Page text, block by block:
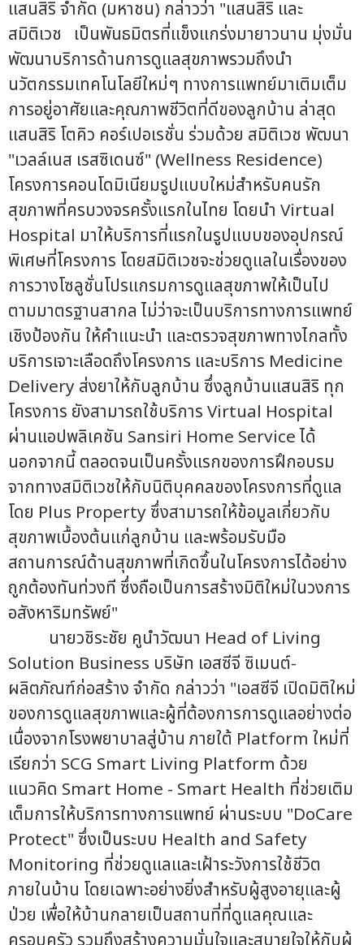
แสนสิริ จำกัด (มหาชน) กล่าวว่า "แสนสิริ และ
สมิติเวช เป็นพันธมิตรที่แข็งแกร่งมายาวนาน มุ่งมั่น
พัฒนาบริการด้านการดูแลสุขภาพรวมถึงนำ
นวัตกรรมเทคโนโลยีใหม่ๆ ทางการแพทย์มาเติมเต็ม
การอยู่อาศัยและคุณภาพชีวิตที่ดีของลูกบ้าน ล่าสุด
แสนสิริ โตคิว คอร์เปอเรชั่น ร่วมด้วย สมิติเวช พัฒนา
"เวลล์เนส เรสซิเดนซ์" (Wellness Residence)
โครงการคอนโดมิเนียมรูปแบบใหม่สำหรับคนรัก
สุขภาพที่ครบวงจรครั้งแรกในไทย โดยนำ Virtual
Hospital มาให้บริการที่แรกในรูปแบบของอุปกรณ์
พิเศษที่โครงการ โดยสมิติเวชจะช่วยดูแลในเรื่องของ
การวางโซลูชั่นโปรแกรมการดูแลสุขภาพให้เป็นไป
ตามมาตรฐานสากล ไม่ว่าจะเป็นบริการทางการแพทย์
เชิงป้องกัน ให้คำแนะนำ และตรวจสุขภาพทางไกลทั้ง
บริการเจาะเลือดถึงโครงการ และบริการ Medicine
Delivery ส่งยาให้กับลูกบ้าน ซึ่งลูกบ้านแสนสิริ ทุก
โครงการ ยังสามารถใช้บริการ Virtual Hospital
ผ่านแอปพลิเคชัน Sansiri Home Service ได้
นอกจากนี้ ตลอดจนเป็นครั้งแรกของการฝึกอบรม
จากทางสมิติเวชให้กับนิติบุคคลของโครงการที่ดูแล
โดย Plus Property ซึ่งสามารถให้ข้อมูลเกี่ยวกับ
สุขภาพเบื้องต้นแก่ลูกบ้าน และพร้อมรับมือ
สถานการณ์ด้านสุขภาพที่เกิดขึ้นในโครงการได้อย่าง
ถูกต้องทันท่วงที ซึ่งถือเป็นการสร้างมิติใหม่ในวงการ
อสังหาริมทรัพย์"
นายวชิระชัย คูนำวัฒนา Head of Living
Solution Business บริษัท เอสซีจี ซิเมนต์-
ผลิตภัณฑ์ก่อสร้าง จำกัด กล่าวว่า "เอสซีจี เปิดมิติใหม่
ของการดูแลสุขภาพและผู้ที่ต้องการการดูแลอย่างต่อ
เนื่องจากโรงพยาบาลสู่บ้าน ภายใต้ Platform ใหม่ที่
เรียกว่า SCG Smart Living Platform ด้วย
แนวคิด Smart Home - Smart Health ที่ช่วยเติม
เต็มการให้บริการทางการแพทย์ ผ่านระบบ "DoCare
Protect" ซึ่งเป็นระบบ Health and Safety
Monitoring ที่ช่วยดูแลและเฝ้าระวังการใช้ชีวิต
ภายในบ้าน โดยเฉพาะอย่างยิ่งสำหรับผู้สูงอายุและผู้
ป่วย เพื่อให้บ้านกลายเป็นสถานที่ที่ดูแลคุณและ